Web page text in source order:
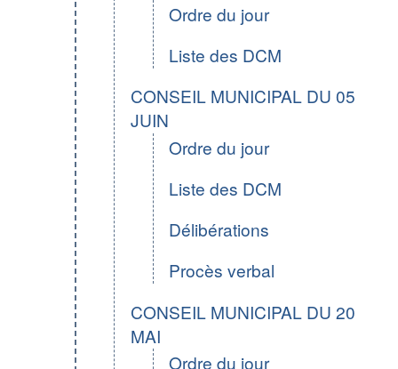
Ordre du jour
Liste des DCM
CONSEIL MUNICIPAL DU 05
JUIN
Ordre du jour
Liste des DCM
Délibérations
Procès verbal
CONSEIL MUNICIPAL DU 20
MAI
Ordre du jour